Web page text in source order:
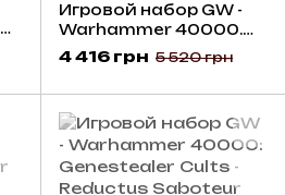
Игровой набор GW -
Warhammer 40000.
Kill Team: Termination
(English)
4 416 грн 5 520 грн